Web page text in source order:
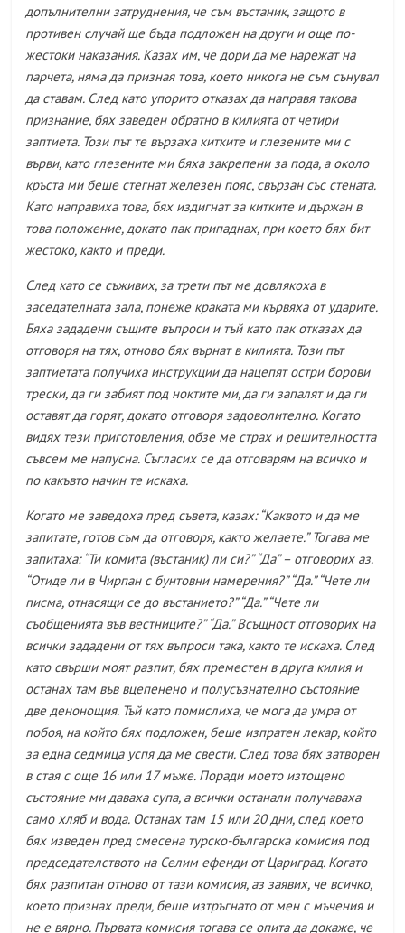
допълнителни затруднения, че съм въстаник, защото в
противен случай ще бъда подложен на други и още по-
жестоки наказания. Казах им, че дори да ме нарежат на
парчета, няма да призная това, което никога не съм сънувал
да ставам. След като упорито отказах да направя такова
признание, бях заведен обратно в килията от четири
заптиета. Този път те вързаха китките и глезените ми с
върви, като глезените ми бяха закрепени за пода, а около
кръста ми беше стегнат железен пояс, свързан със стената.
Като направиха това, бях издигнат за китките и държан в
това положение, докато пак припаднах, при което бях бит
жестоко, както и преди.
След като се съживих, за трети път ме довлякоха в
заседателната зала, понеже краката ми кървяха от ударите.
Бяха зададени същите въпроси и тъй като пак отказах да
отговоря на тях, отново бях върнат в килията. Този път
заптиетата получиха инструкции да нацепят остри борови
трески, да ги забият под ноктите ми, да ги запалят и да ги
оставят да горят, докато отговоря задоволително. Когато
видях тези приготовления, обзе ме страх и решителността
съвсем ме напусна. Съгласих се да отговарям на всичко и
по какъвто начин те искаха.
Когато ме заведоха пред съвета, казах: “Каквото и да ме
запитате, готов съм да отговоря, както желаете.” Тогава ме
запитаха: “Ти комита (въстаник) ли си?” “Да” – отговорих аз.
“Отиде ли в Чирпан с бунтовни намерения?” “Да.” “Чете ли
писма, отнасящи се до въстанието?” “Да.” “Чете ли
съобщенията във вестниците?” “Да.” Всъщност отговорих на
всички зададени от тях въпроси така, както те искаха. След
като свърши моят разпит, бях преместен в друга килия и
останах там във вцепенено и полусъзнателно състояние
две денонощия. Тъй като помислиха, че мога да умра от
побоя, на който бях подложен, беше изпратен лекар, който
за една седмица успя да ме свести. След това бях затворен
в стая с още 16 или 17 мъже. Поради моето изтощено
състояние ми даваха супа, а всички останали получаваха
само хляб и вода. Останах там 15 или 20 дни, след което
бях изведен пред смесена турско-българска комисия под
председателството на Селим ефенди от Цариград. Когато
бях разпитан отново от тази комисия, аз заявих, че всичко,
което признах преди, беше изтръгнато от мен с мъчения и
не е вярно. Първата комисия тогава се опита да докаже, че